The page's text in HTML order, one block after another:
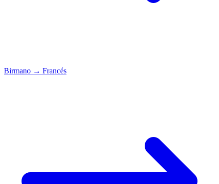
Birmano → Francés